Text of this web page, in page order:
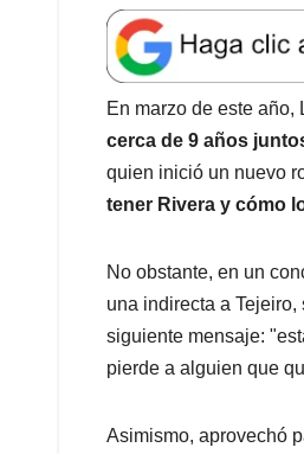
a
t
s
A
p
p
e
b
o
o
k
k
e
d
I
n
l
En marzo de este año,
cerca de 9 años
quien inició un nuevo
tener Rivera y cómo
No obstante, en un
una indirecta a
siguiente mensaje:
pierde a alguien que
Asimismo, aprovechó